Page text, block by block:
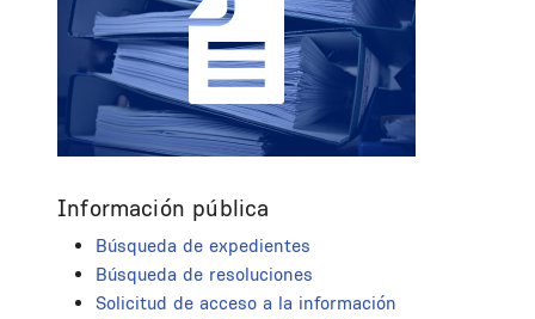
Información pública
Búsqueda de expedientes
Búsqueda de resoluciones
Solicitud de acceso a la información